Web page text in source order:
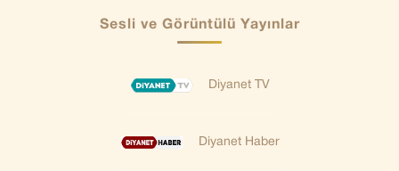
Sesli ve Görüntülü Yayınlar
Diyanet TV
Diyanet Haber